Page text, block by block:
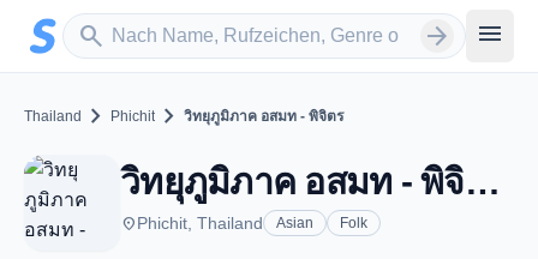
Zum Hauptinhalt springen
search
Sender suchen arrow_forward menu
Thailand chevron_right Phichit chevron_right วิทยุภูมิภาค อสมท - พิจิตร
วิทยุภูมิภาค อสมท - พิจิตร - FM 107.75 - Phichit
placePhichit, Thailand Asian Folk